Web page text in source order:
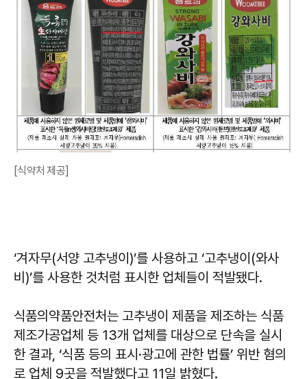
[식약처 제공]
‘겨자무(서양 고추냉이)’를 사용하고 ‘고추냉이(와사
비)’를 사용한 것처럼 표시한 업체들이 적발됐다.
식품의약품안전처는 고추냉이 제품을 제조하는 식품
제조가공업체 등 13개 업체를 대상으로 단속을 실시
한 결과, ‘식품 등의 표시·광고에 관한 법률’ 위반 혐의
로 업체 9곳을 적발했다고 11일 밝혔다.